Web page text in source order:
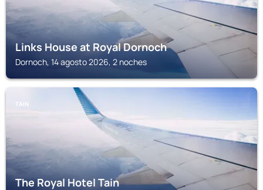
Links House at Royal Dornoch
Dornoch, 14 agosto 2026, 2 noches
TAIN
The Royal Hotel Tain